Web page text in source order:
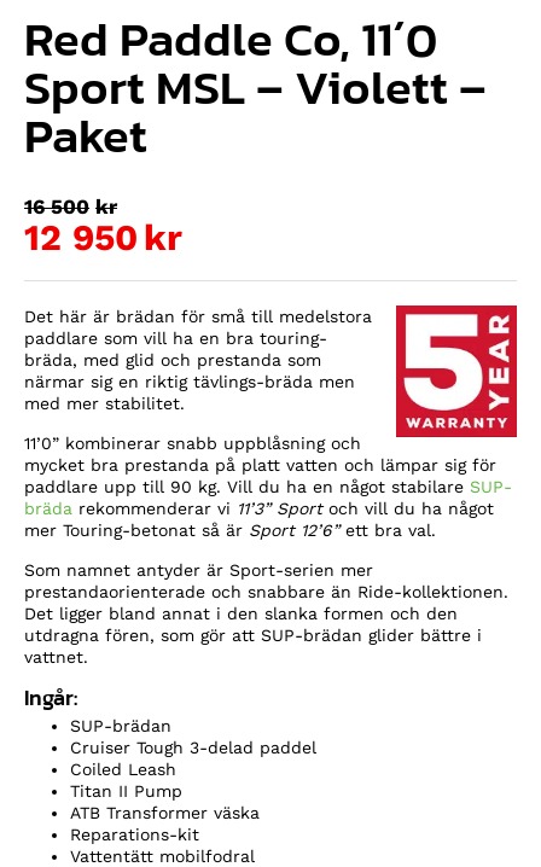
Red Paddle Co, 11´0
Sport MSL – Violett –
Paket
16 500 krDet
ursprungliga
priset
var:
16
500kr.
12 950 kr
Det
nuvarande
priset
är:
12
950kr.
Det här är brädan för små till medelstora
paddlare som vill ha en bra touring-
bräda, med glid och prestanda som
närmar sig en riktig tävlings-bräda men
med mer stabilitet.
11’0” kombinerar snabb uppblåsning och
mycket bra prestanda på platt vatten och lämpar sig för
paddlare upp till 90 kg. Vill du ha en något stabilare SUP-
bräda rekommenderar vi 11’3” Sportoch vill du ha något
mer Touring-betonat så är Sport 12’6”ett bra val.
Som namnet antyder är Sport-serien mer
prestandaorienterade och snabbare än Ride-kollektionen.
Det ligger bland annat i den slanka formen och den
utdragna fören, som gör att SUP-brädan glider bättre i
vattnet.
Ingår:
SUP-brädan
Cruiser Tough 3-delad paddel
Coiled Leash
Titan II Pump
ATB Transformer väska
Reparations-kit
Vattentätt mobilfodral